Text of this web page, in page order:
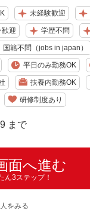
未経験歓迎
歓迎 学歴不問
国籍不問（jobs in japan）
平日のみ勤務OK
扶養内勤務OK
研修制度あり
まで
面へ進む
ん3ステップ！
をみる